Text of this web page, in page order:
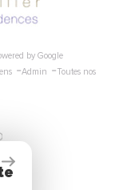
by Google
-Admin -Toutes nos